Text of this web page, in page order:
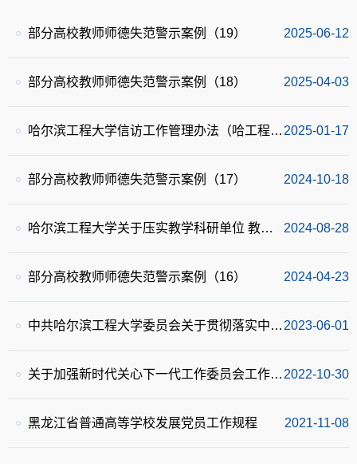
2025-06-12
部分高校教师师德失范警示案例（19）
2025-04-03
部分高校教师师德失范警示案例（18）
2025-01-17
哈尔滨工程大学信访工作管理办法（哈工程党发〔2024〕2号）
2024-10-18
部分高校教师师德失范警示案例（17）
2024-08-28
哈尔滨工程大学关于压实教学科研单位 教师思想政治和师德师风建设工作 直接责任的实施办法
2024-04-23
部分高校教师师德失范警示案例（16）
2023-06-01
中共哈尔滨工程大学委员会关于贯彻落实中央八项规定精神的实施办法（2023修订）（哈工程党发〔2023〕26号）
2022-10-30
关于加强新时代关心下一代工作委员会工作的实施意见（哈工程党发〔2022〕76号）
2021-11-08
黑龙江省普通高等学校发展党员工作规程